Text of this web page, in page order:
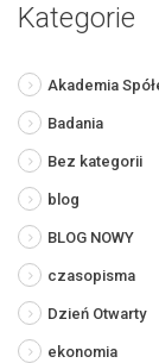
Kategorie
Akademia
Badania
Bez kategorii
blog
BLOG NOWY
czasopisma
Dzień Otwarty
ekonomia